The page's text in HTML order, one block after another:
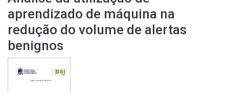
aprendizado de máquina na
redução do volume de alertas
benignos